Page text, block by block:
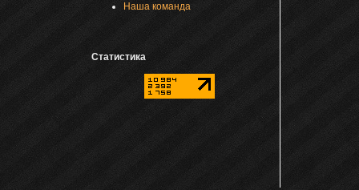
Наша команда
Статистика